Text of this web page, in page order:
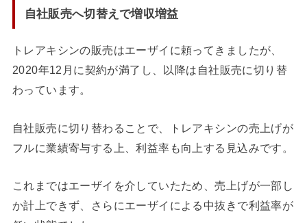
自社販売へ切替えで増収増益
トレアキシンの販売はエーザイに頼ってきましたが、
2020年12月に契約が満了し、以降は自社販売に切り替
わっています。
自社販売に切り替わることで、トレアキシンの売上げが
フルに業績寄与する上、利益率も向上する見込みです。
これまではエーザイを介していたため、売上げが一部し
か計上できず、さらにエーザイによる中抜きで利益率が